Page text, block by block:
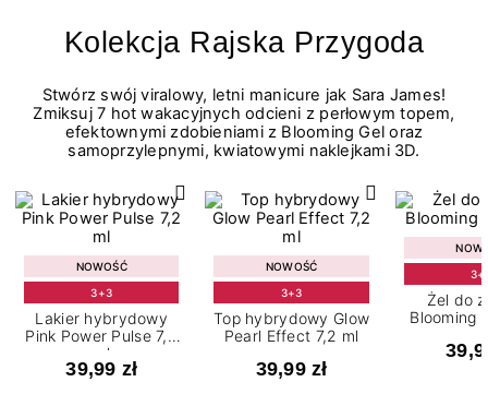
Kolekcja Rajska Przygoda
Stwórz swój viralowy, letni manicure jak Sara James!
Zmiksuj 7 hot wakacyjnych odcieni z perłowym topem,
efektownymi zdobieniami z Blooming Gel oraz
samoprzylepnymi, kwiatowymi naklejkami 3D.
NOWOŚĆ
3+3
Lakier hybrydowy
Pink Power Pulse 7,2
ml
39,99 zł
NOWOŚĆ
3+3
Top hybrydowy Glow
Pearl Effect 7,2 ml
39,99 zł
Żel do
Blooming